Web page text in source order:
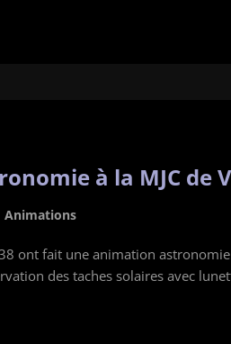
à la MJC de
Animations
ont fait une animation
des taches solaires avec